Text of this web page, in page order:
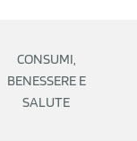
CONSUMI,
BENESSERE E
SALUTE